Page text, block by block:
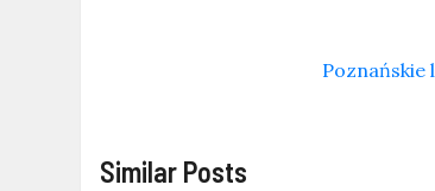
Poznańskie
Similar Posts